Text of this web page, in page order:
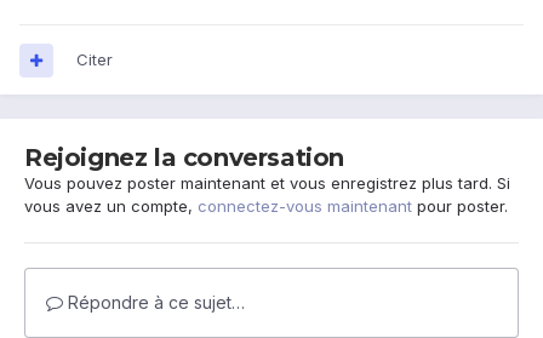
Citer
Rejoignez la conversation
Vous pouvez poster maintenant et vous enregistrez plus tard. Si
vous avez un compte, connectez-vous maintenant pour poster.
Répondre à ce sujet…